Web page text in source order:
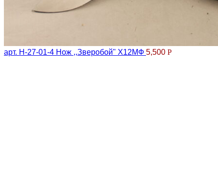
арт. Н-27-01-4 Нож ,,Зверобой" Х12МФ 5,500 Р